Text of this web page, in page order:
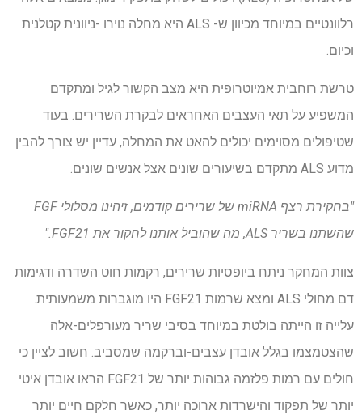
רלוונטיים במיוחד מכיוון ש- ALS היא מחלה נוירו -ניוונית קטלנית
וכיום.
טרשת רוחבית אמיוטרופית היא מצב הקשור לגיל ומתקדם
המשפיע על תאי העצבים האחראים לבקרת השרירים. בעוד
שטיפולים מסוימים יכולים להאט את המחלה, עדיין יש צורך להבין
מדוע ALS מתקדם בשיעורים שונים אצל אנשים שונים.
"בחקירת רצף miRNA של שרירים קודמים, זיהינו מסלולי FGF
שהשתנו בשריר ALS, מה שהוביל אותנו לחקור את FGF21."
צוות המחקר ניתח ביופסיות שרירים, רקמות חוט השדרה ודגימות
דם מחולי ALS ומצא שרמות FGF21 היו מוגברות משמעותית.
עלייה זו הייתה בולטת במיוחד בסיבי שריר מעורפלים-אלה
שהצטמצמו בגלל אובדן עצבים-וברקמה שמסביב. חשוב לציין כי
חולים עם רמות פלזמה גבוהות יותר של FGF21 הראו אובדן איטי
יותר של תפקוד והישרדות ארוכה יותר, כאשר חלקם חיים יותר